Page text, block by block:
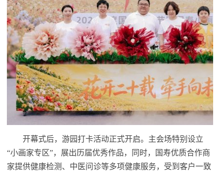
开幕式后，游园打卡活动正式开启。主会场特别设立
“小画家专区”，展出历届优秀作品，同时，国寿优质合作商
家提供健康检测、中医问诊等多项健康服务，受到客户一致